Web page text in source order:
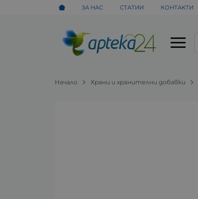
ЗА НАС СТАТИИ КОНТАКТИ
Начало Храни и хранителни добавки